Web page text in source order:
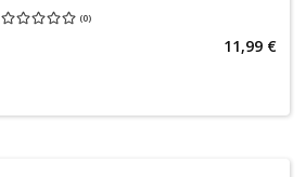
(0)
Keskmine hinnang 0.00
11,99 €